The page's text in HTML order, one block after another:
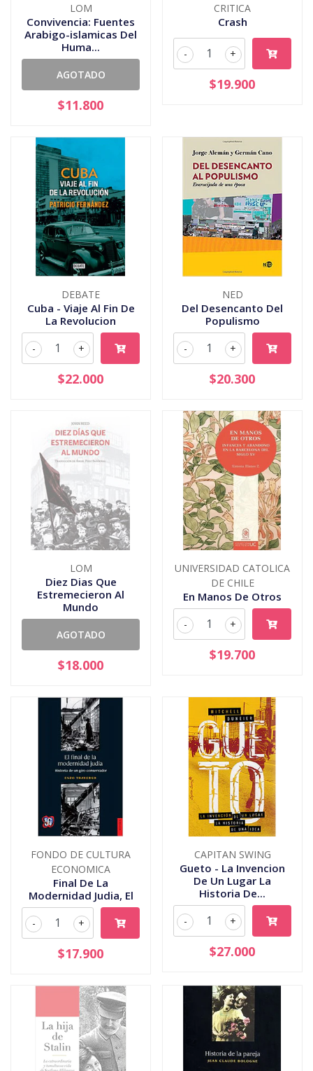
LOM
Convivencia: Fuentes
Arabigo-islamicas Del
Huma...
AGOTADO
$11.800
CRITICA
Crash
+
-
$19.900
DEBATE
Cuba - Viaje Al Fin De
La Revolucion
+
-
$22.000
NED
Del Desencanto Del
Populismo
+
-
$20.300
LOM
Diez Dias Que
Estremecieron Al
Mundo
AGOTADO
$18.000
UNIVERSIDAD CATOLICA
DE CHILE
En Manos De Otros
+
-
$19.700
FONDO DE CULTURA
ECONOMICA
Final De La
Modernidad Judia, El
+
-
$17.900
CAPITAN SWING
Gueto - La Invencion
De Un Lugar La
Historia De...
+
-
$27.000